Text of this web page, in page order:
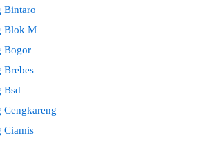
Bintaro
Blok M
Bogor
Brebes
Bsd
Cengkareng
Ciamis